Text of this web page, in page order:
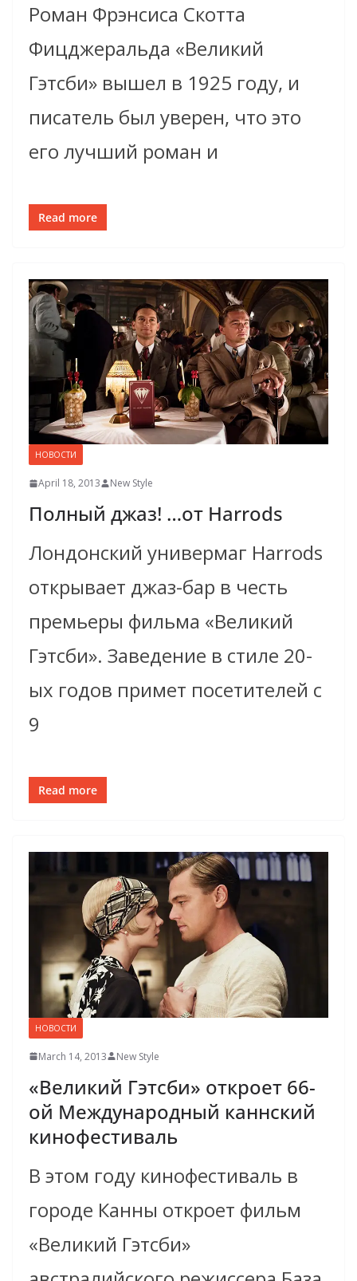
Роман Фрэнсиса Скотта
Фицджеральда «Великий
Гэтсби» вышел в 1925 году, и
писатель был уверен, что это
его лучший роман и
Read more
НОВОСТИ
April 18, 2013 New Style
Полный джаз! …от Harrods
Лондонский универмаг Harrods
открывает джаз-бар в честь
премьеры фильма «Великий
Гэтсби». Заведение в стиле 20-
ых годов примет посетителей с
9
Read more
НОВОСТИ
March 14, 2013 New Style
«Великий Гэтсби» откроет 66-
ой Международный каннский
кинофестиваль
В этом году кинофестиваль в
городе Канны откроет фильм
«Великий Гэтсби»